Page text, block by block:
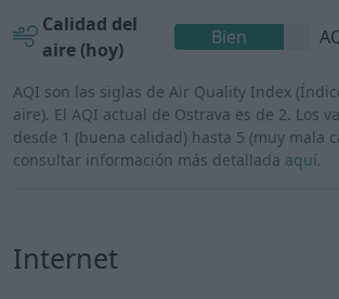
Calidad del
aire (hoy)
Bien
AQI son las siglas de Air Quality Index
aire). El AQI actual de Ostrava es de 2. Los
desde 1 (buena calidad) hasta 5 (muy mala
consultar información más detallada aquí.
Internet